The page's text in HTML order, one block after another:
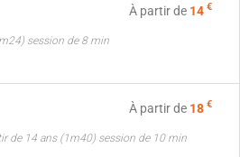
À partir de 14 €
session de 8 min
À partir de 18 €
de 14 ans (1m40) session de 10 min